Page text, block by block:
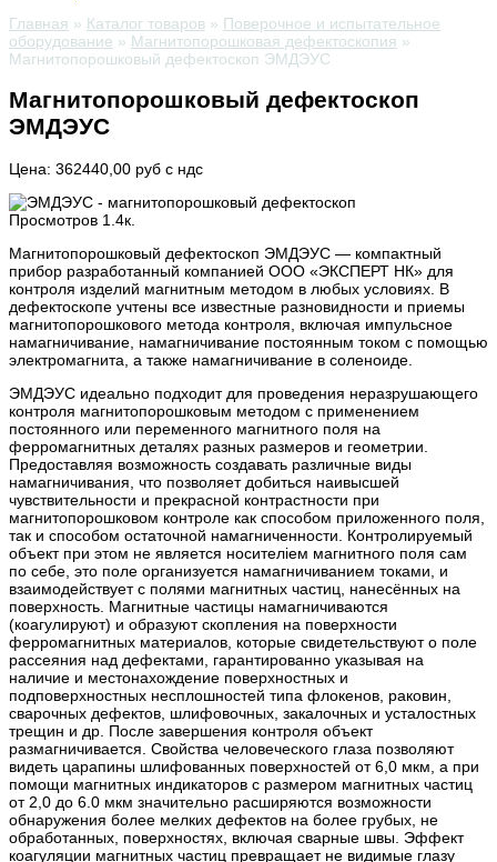
Главная » Каталог товаров » Поверочное и испытательное
оборудование » Магнитопорошковая дефектоскопия »
Магнитопорошковый дефектоскоп ЭМДЭУС
Магнитопорошковый дефектоскоп
ЭМДЭУС
Цена: 362440,00 руб с ндс
Просмотров 1.4к.
Магнитопорошковый дефектоскоп ЭМДЭУС — компактный
прибор разработанный компанией ООО «ЭКСПЕРТ НК» для
контроля изделий магнитным методом в любых условиях. В
дефектоскопе учтены все известные разновидности и приемы
магнитопорошкового метода контроля, включая импульсное
намагничивание, намагничивание постоянным током с помощью
электромагнита, а также намагничивание в соленоиде.
ЭМДЭУС идеально подходит для проведения неразрушающего
контроля магнитопорошковым методом с применением
постоянного или переменного магнитного поля на
ферромагнитных деталях разных размеров и геометрии.
Предоставляя возможность создавать различные виды
намагничивания, что позволяет добиться наивысшей
чувствительности и прекрасной контрастности при
магнитопорошковом контроле как способом приложенного поля,
так и способом остаточной намагниченности. Контролируемый
объект при этом не является носителiем магнитного поля сам
по себе, это поле организуется намагничиванием токами, и
взаимодействует с полями магнитных частиц, нанесённых на
поверхность. Магнитные частицы намагничиваются
(коагулируют) и образуют скопления на поверхности
ферромагнитных материалов, которые свидетельствуют о поле
рассеяния над дефектами, гарантированно указывая на
наличие и местонахождение поверхностных и
подповерхностных несплошностей типа флокенов, раковин,
сварочных дефектов, шлифовочных, закалочных и усталостных
трещин и др. После завершения контроля объект
размагничивается. Свойства человеческого глаза позволяют
видеть царапины шлифованных поверхностей от 6,0 мкм, а при
помощи магнитных индикаторов с размером магнитных частиц
от 2,0 до 6.0 мкм значительно расширяются возможности
обнаружения более мелких дефектов на более грубых, не
обработанных, поверхностях, включая сварные швы. Эффект
коагуляции магнитных частиц превращает не видимые глазу